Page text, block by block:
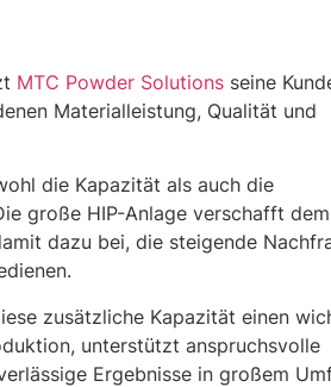
MTC Powder Solutions seine
Materialleistung, Qualität und
die Kapazität als auch die
große HIP-Anlage verschafft dem
dazu bei, die steigende
zusätzliche Kapazität einen
unterstützt anspruchsvolle
Ergebnisse in großem